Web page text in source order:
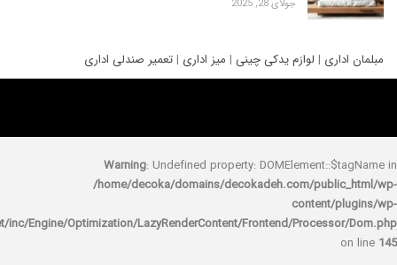
جولای 28, 2025
|لوازم یدکی چینی|میز اداری| تعمیر صندلی اداری
Warning: Undefined property:
/home/decoka/domains/decokadeh.com/
rocket/inc/Engine/Optimization/LazyRenderContent/Frontend/